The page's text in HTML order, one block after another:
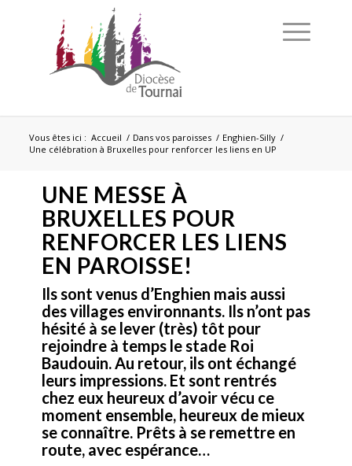
Vous êtes ici : Accueil / Dans vos paroisses / Enghien-Silly /
Une célébration à Bruxelles pour renforcer les liens en UP
UNE MESSE À
BRUXELLES POUR
RENFORCER LES LIENS
EN PAROISSE!
Ils sont venus d’Enghien mais aussi
des villages environnants. Ils n’ont pas
hésité à se lever (très) tôt pour
rejoindre à temps le stade Roi
Baudouin. Au retour, ils ont échangé
leurs impressions. Et sont rentrés
chez eux heureux d’avoir vécu ce
moment ensemble, heureux de mieux
se connaître. Prêts à se remettre en
route, avec espérance…